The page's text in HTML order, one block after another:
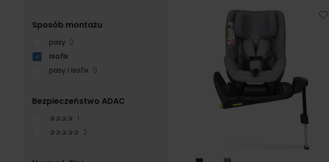
Sposób montażu
pasy 2
Isofix
pasy i Isofix 9
Bezpieczeństwo ADAC
✰✰✰✰ 1
✰✰✰✰✰ 2